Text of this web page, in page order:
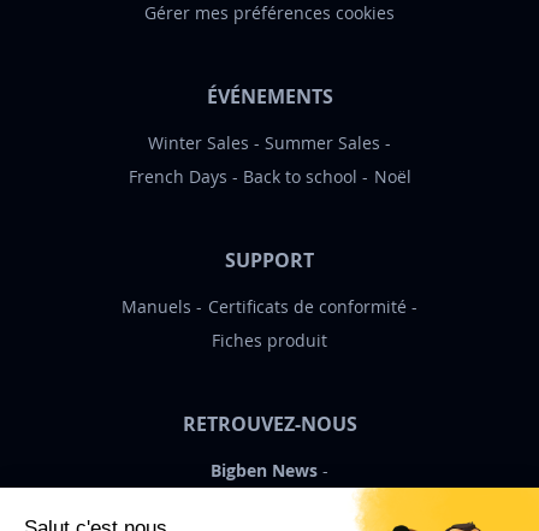
Gérer mes préférences cookies
ÉVÉNEMENTS
Winter Sales
Summer Sales
French Days
Back to school Noël
SUPPORT
Manuels
Certificats de conformité
Fiches produit
RETROUVEZ-NOUS
Bigben News